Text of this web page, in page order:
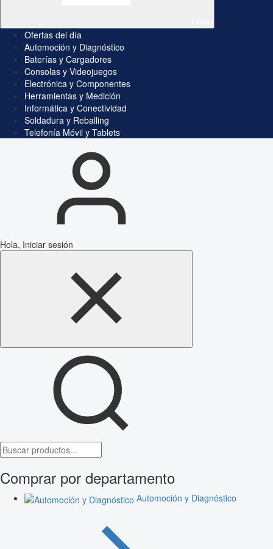
Ofertas del día
Automoción y Diagnóstico
Baterías y Cargadores
Consolas y Videojuegos
Electrónica y Componentes
Herramientas y Medición
Informática y Conectividad
Soldadura y Reballing
Telefonía Móvil y Tablets
Hola, Iniciar sesión
Comprar por departamento
Automoción y Diagnóstico